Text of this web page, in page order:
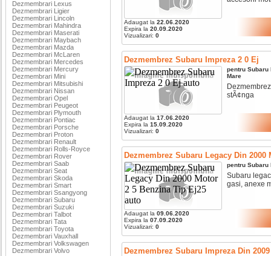
Dezmembrari Lexus
Dezmembrari Ligier
Dezmembrari Lincoln
Dezmembrari Mahindra
Dezmembrari Maserati
Dezmembrari Maybach
Dezmembrari Mazda
Dezmembrari McLaren
Dezmembrari Mercedes
Dezmembrari Mercury
Dezmembrari Mini
Dezmembrari Mitsubishi
Dezmembrari Nissan
Dezmembrari Opel
Dezmembrari Peugeot
Dezmembrari Plymouth
Dezmembrari Pontiac
Dezmembrari Porsche
Dezmembrari Proton
Dezmembrari Renault
Dezmembrari Rolls-Royce
Dezmembrari Rover
Dezmembrari Saab
Dezmembrari Seat
Dezmembrari Skoda
Dezmembrari Smart
Dezmembrari Ssangyong
Dezmembrari Subaru
Dezmembrari Suzuki
Dezmembrari Talbot
Dezmembrari Tata
Dezmembrari Toyota
Dezmembrari Vauxhall
Dezmembrari Volkswagen
Dezmembrari Volvo
Adaugat la 22.06.2020
Expira la 20.09.2020
Vizualizari: 0
Dezmembrez Subaru Impreza 2 0 Ej
Adaugat la 17.06.2020
Expira la 15.09.2020
Vizualizari: 0
pentru Subaru
Mare
stÃ¢nga
Dezmembrez Subaru Legacy Din 2000
Adaugat la 09.06.2020
Expira la 07.09.2020
Vizualizari: 0
pentru Subaru
Subaru
gasi, anexe
Dezmembrez Subaru Impreza Din